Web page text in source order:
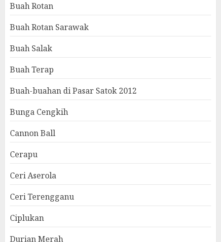
Buah Rotan
Buah Rotan Sarawak
Buah Salak
Buah Terap
Buah-buahan di Pasar Satok 2012
Bunga Cengkih
Cannon Ball
Cerapu
Ceri Aserola
Ceri Terengganu
Ciplukan
Durian Merah